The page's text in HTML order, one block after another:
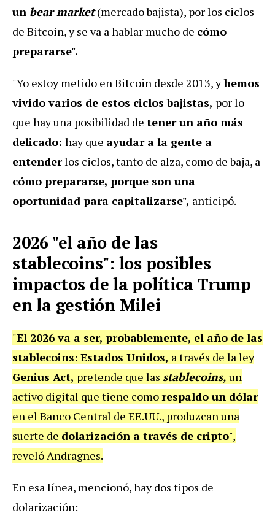
un bear market(mercado bajista), por los ciclos
de Bitcoin, y se va a hablar mucho de cómo
prepararse".
"Yo estoy metido en Bitcoin desde 2013, yhemos
vivido varios de estos ciclos bajistas, por lo
que hay una posibilidad de tener un año más
delicado: hay que ayudar a la gente a
entenderlos ciclos, tanto de alza, como de baja, a
cómo prepararse, porque son una
oportunidad para capitalizarse", anticipó.
2026 "el año de las
stablecoins": los posibles
impactos de la política Trump
en la gestión Milei
"El 2026 va a ser, probablemente, el año de las
stablecoins: Estados Unidos, a través de la ley
Genius Act, pretende que las stablecoins, un
activo digital que tiene comorespaldo un dólar
en el Banco Central de EE.UU., produzcan una
suerte de dolarización a través de cripto",
reveló Andragnes.
En esa línea, mencionó, hay dos tipos de
dolarización: